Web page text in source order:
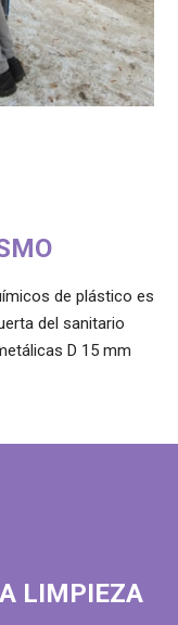
de plástico es
del sanitario
D 15 mm
LIMPIEZA